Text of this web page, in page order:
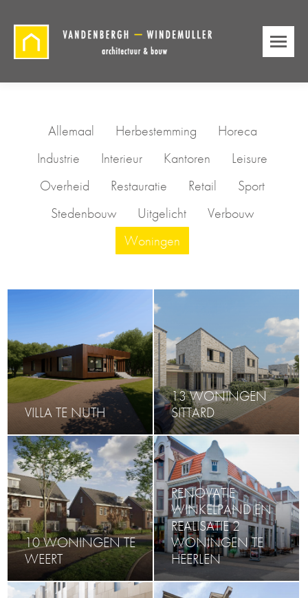
Allemaal Herbestemming
Horeca
Industrie
Interieur Kantoren
Leisure
Overheid
Restauratie Retail
Sport
Stedenbouw
Uitgelicht
Verbouw
Woningen
VILLA TE NUTH
13 WONINGEN
SITTARD
10 WONINGEN TE
WEERT
RENOVATIE
WINKELPAND EN
REALISATIE 2
WONINGEN TE
HEERLEN